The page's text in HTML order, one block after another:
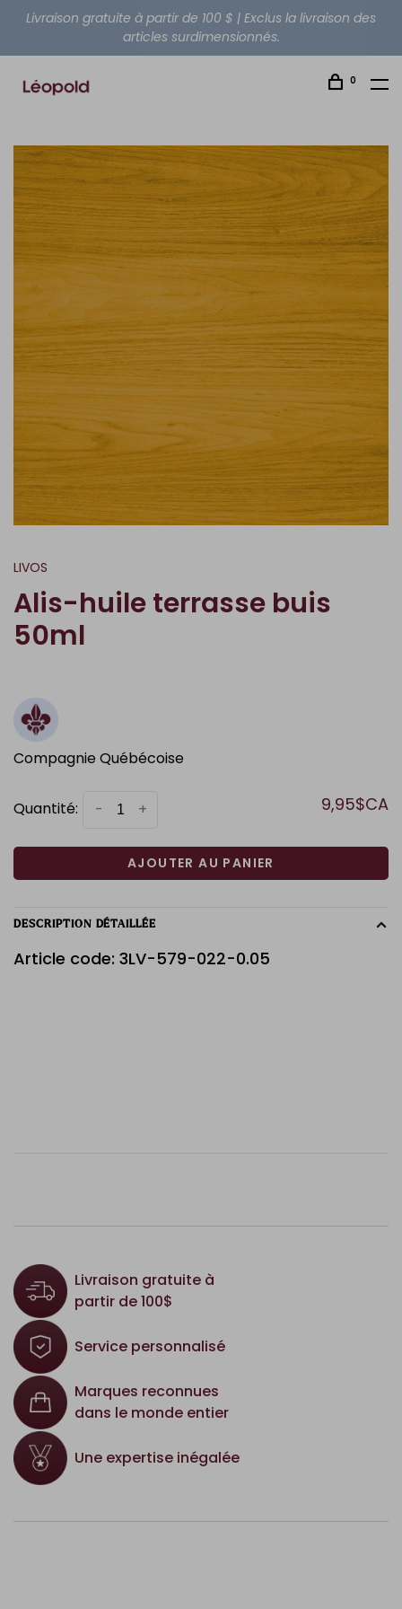
Livraison gratuite à partir de 100 $ | Exclus la livraison des
articles surdimensionnés.
0
LIVOS
Alis-huile terrasse buis
50ml
Compagnie Québécoise
Quantité: +
- 9,95$CA
AJOUTER AU PANIER
DESCRIPTION DÉTAILLÉE
Article code: 3LV-579-022-0.05
Livraison gratuite à
partir de 100$
Service personnalisé
Marques reconnues
dans le monde entier
Une expertise inégalée